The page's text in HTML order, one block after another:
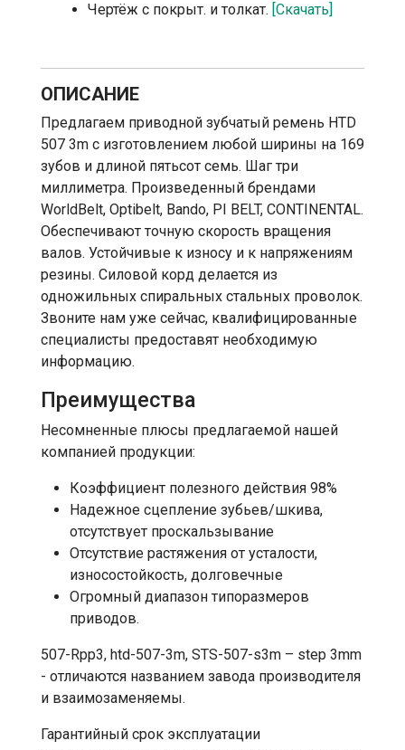
Чертёж с покрыт. и толкат. [Скачать]
ОПИСАНИЕ
Предлагаем приводной зубчатый ремень HTD
507 3m с изготовлением любой ширины на 169
зубов и длиной пятьсот семь. Шаг три
миллиметра. Произведенный брендами
WorldBelt, Optibelt, Bando, PI BELT, CONTINENTAL.
Обеспечивают точную скорость вращения
валов. Устойчивые к износу и к напряжениям
резины. Силовой корд делается из
одножильных спиральных стальных проволок.
Звоните нам уже сейчас, квалифицированные
специалисты предоставят необходимую
информацию.
Преимущества
Несомненные плюсы предлагаемой нашей
компанией продукции:
Коэффициент полезного действия 98%
Надежное сцепление зубьев/шкива,
отсутствует проскальзывание
Отсутствие растяжения от усталости,
износостойкость, долговечные
Огромный диапазон типоразмеров
приводов.
507-Rpp3, htd-507-3m, STS-507-s3m – step 3mm
- отличаются названием завода производителя
и взаимозаменяемы.
Гарантийный срок эксплуатации